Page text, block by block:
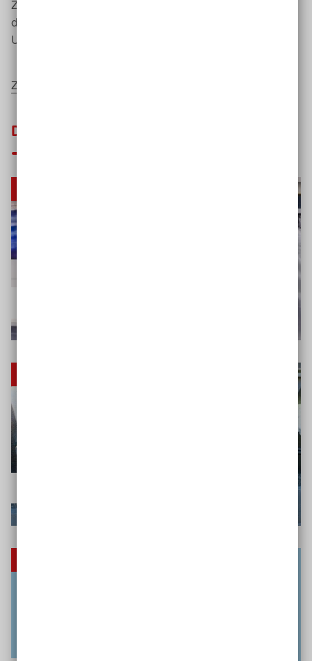
Zugehörigkeit: in Nachbarschaften, im Arbeitsleben bei
der Barrierefreiheit und vor allem in der politischen
Umsetzung“.
Zurück zum Inhaltsverzeichnis
Das könnte Sie auch interessieren